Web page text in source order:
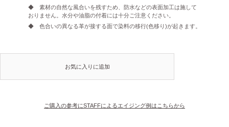
◆ 素材の自然な風合いを残すため、防水などの表面加工は施して
おりません。水分や油脂の付着には十分ご注意ください。
◆ 色合いの異なる革が接する面で染料の移行(色移り)が起きます。
お気に入りに追加
ご購入の参考にSTAFFによるエイジング例はこちらから